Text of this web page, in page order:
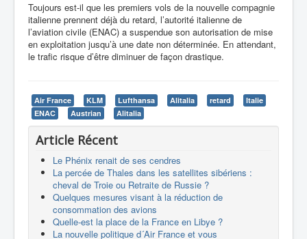
Toujours est-il que les premiers vols de la nouvelle compagnie
italienne prennent déjà du retard, l’autorité italienne de
l’aviation civile (ENAC) a suspendue son autorisation de mise
en exploitation jusqu’à une date non déterminée. En attendant,
le trafic risque d’être diminuer de façon drastique.
Air France KLM Lufthansa Alitalia retard
Italie
ENAC
Austrian Alitalia
Article Récent
Le Phénix renait de ses cendres
La percée de Thales dans les satellites sibériens :
cheval de Troie ou Retraite de Russie ?
Quelques mesures visant à la réduction de
consommation des avions
Quelle-est la place de la France en Libye ?
La nouvelle politique d´Air France et vous